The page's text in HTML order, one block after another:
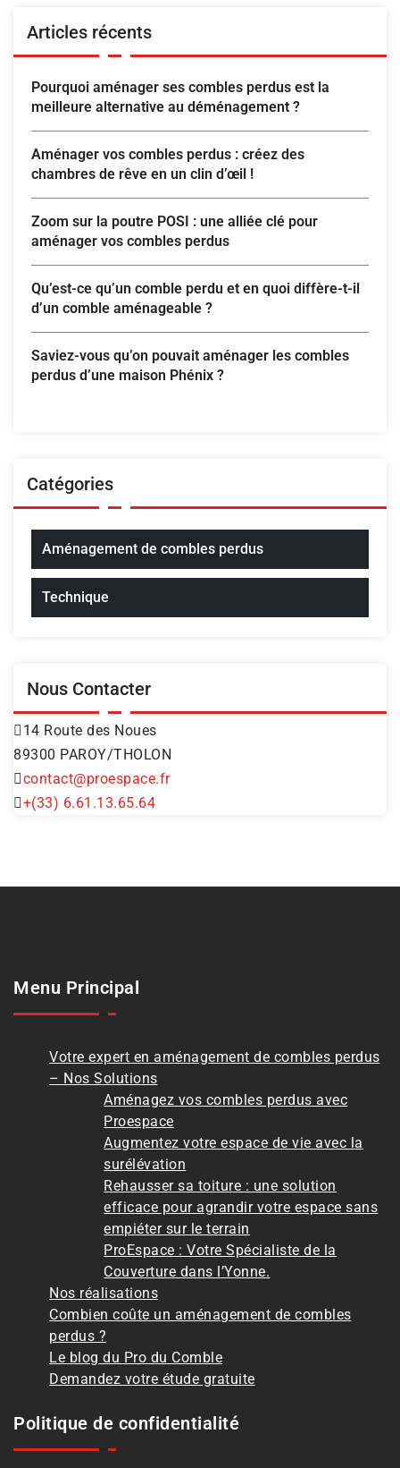
Articles récents
Pourquoi aménager ses combles perdus est la
meilleure alternative au déménagement ?
Aménager vos combles perdus : créez des
chambres de rêve en un clin d’œil !
Zoom sur la poutre POSI : une alliée clé pour
aménager vos combles perdus
Qu’est-ce qu’un comble perdu et en quoi diffère-t-il
d’un comble aménageable ?
Saviez-vous qu’on pouvait aménager les combles
perdus d’une maison Phénix ?
Catégories
Aménagement de combles perdus
Technique
Nous Contacter
14 Route des Noues
89300 PAROY/THOLON
contact@proespace.fr
+(33) 6.61.13.65.64
Menu Principal
Votre expert en aménagement de combles perdus
– Nos Solutions
Aménagez vos combles perdus avec
Proespace
Augmentez votre espace de vie avec la
surélévation
Rehausser sa toiture : une solution
efficace pour agrandir votre espace sans
empiéter sur le terrain
ProEspace : Votre Spécialiste de la
Couverture dans l’Yonne.
Nos réalisations
Combien coûte un aménagement de combles
perdus ?
Le blog du Pro du Comble
Demandez votre étude gratuite
Politique de confidentialité